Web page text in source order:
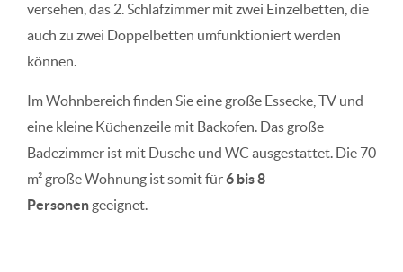
versehen, das 2. Schlafzimmer mit zwei Einzelbetten, die
auch zu zwei Doppelbetten umfunktioniert werden
können.
Im Wohnbereich finden Sie eine große Essecke, TV und
eine kleine Küchenzeile mit Backofen. Das große
Badezimmer ist mit Dusche und WC ausgestattet. Die 70
m² große Wohnung ist somit für6 bis 8
Personen geeignet.